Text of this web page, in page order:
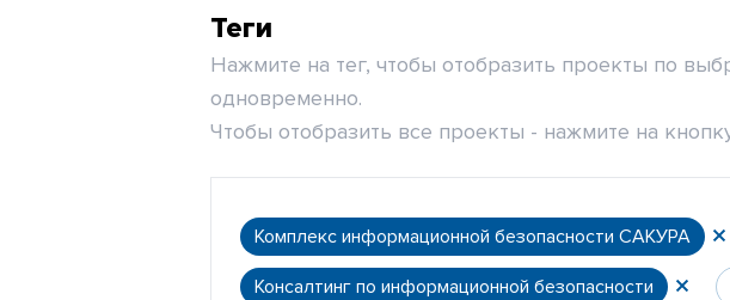
Теги
Нажмите на тег, чтобы отобразить проекты по
одновременно.
Чтобы отобразить все проекты - нажмите на
Комплекс информационной безопасности САКУРА
Консалтинг по информационной безопасности